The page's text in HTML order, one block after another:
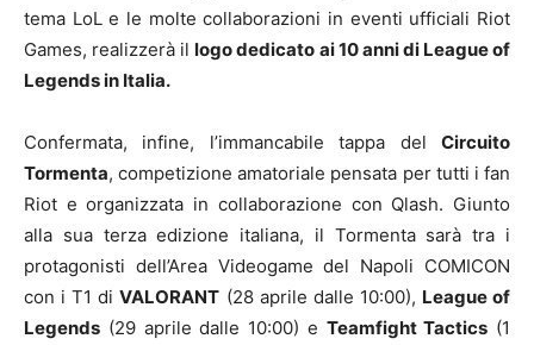
tema LoL e le molte collaborazioni in eventi ufficiali Riot
Games, realizzerà illogo dedicato ai 10 anni di League of
Legends in Italia.
Confermata, infine, l’immancabile tappa del Circuito
Tormenta, competizione amatoriale pensata per tutti i fan
Riot e organizzata in collaborazione con Qlash. Giunto
alla sua terza edizione italiana, il Tormenta sarà tra i
protagonisti dell’Area Videogame del Napoli COMICON
con i T1 diVALORANT (28 aprile dalle 10:00), League of
Legends (29 aprile dalle 10:00) e Teamfight Tactics (1